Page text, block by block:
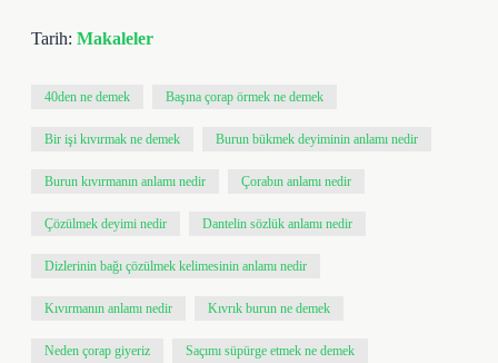
Tarih: Makaleler
40den ne demek Başına çorap örmek ne demek
Bir işi kıvırmak ne demek Burun bükmek deyiminin anlamı nedir
Burun kıvırmanın anlamı nedir Çorabın anlamı nedir
Çözülmek deyimi nedir Dantelin sözlük anlamı nedir
Dizlerinin bağı çözülmek kelimesinin anlamı nedir
Kıvırmanın anlamı nedir Kıvrık burun ne demek
Neden çorap giyeriz Saçımı süpürge etmek ne demek